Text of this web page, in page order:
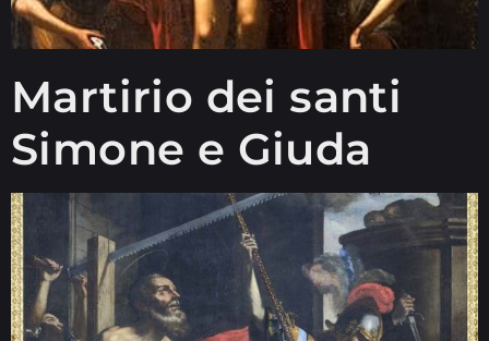
Martirio dei santi
Simone e Giuda